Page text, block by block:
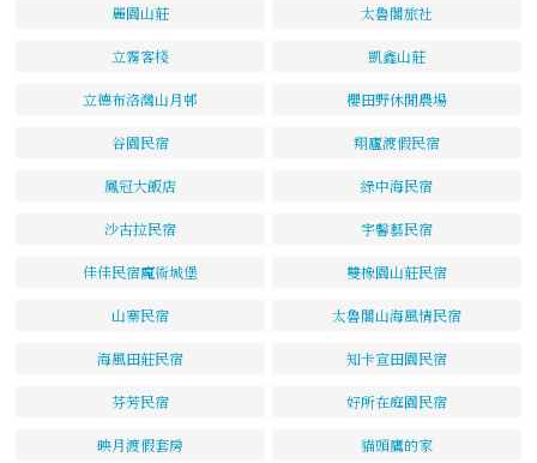
麗園山莊 太魯閣旅社
立霧客棧 凱鑫山莊
立德布洛灣山月邨 櫻田野休閒農場
谷園民宿 翔廬渡假民宿
鳳冠大飯店 綠中海民宿
沙古拉民宿 宇馨藝民宿
佳佳民宿魔術城堡 雙橡園山莊民宿
山寨民宿 太魯閣山海風情民宿
海風田莊民宿 知卡宣田園民宿
芬芳民宿 好所在庭園民宿
映月渡假套房 貓頭鷹的家